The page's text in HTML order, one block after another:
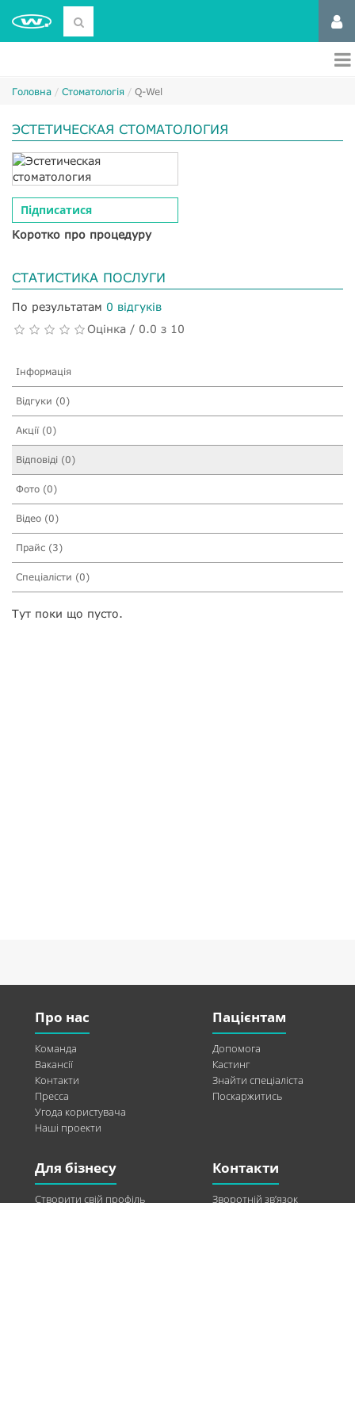
Головна Стоматологія Q-Wel
ЭСТЕТИЧЕСКАЯ СТОМАТОЛОГИЯ
Підписатися
Коротко про процедуру
СТАТИСТИКА ПОСЛУГИ
По результатам 0 відгуків
Оцінка / 0.0 з 10
Інформація
Відгуки (0)
Акції (0)
Відповіді (0)
Фото (0)
Відео (0)
Прайс (3)
Спеціалісти (0)
Тут поки що пусто.
Про нас
Команда
Вакансії
Контакти
Пресса
Угода користувача
Наші проекти
Пацієнтам
Допомога
Кастинг
Знайти спеціаліста
Поскаржитись
Для бізнесу
Створити свій профіль
Контакти
Зворотній зв’язок